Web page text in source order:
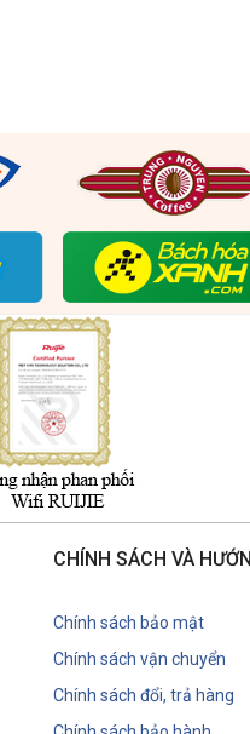
CHÍNH SÁCH VÀ
Chính sách bảo mật
Chính sách vận chuyển
Chính sách đổi, trả hàng